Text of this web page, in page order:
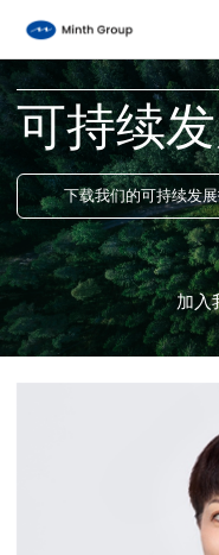
ESG
公司概况
产品技术
ESG
投资者关系
可持续
下载我们的可持续发
加入